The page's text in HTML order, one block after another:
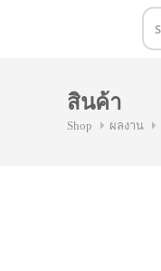
สินค้า
Shop ผลงาน